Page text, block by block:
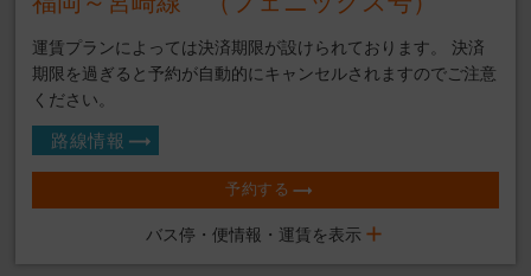
運賃プランによっては決済期限が設けられております。 決済
期限を過ぎると予約が自動的にキャンセルされますのでご注意
ください。
路線情報
予約する
バス停・便情報・運賃を表示